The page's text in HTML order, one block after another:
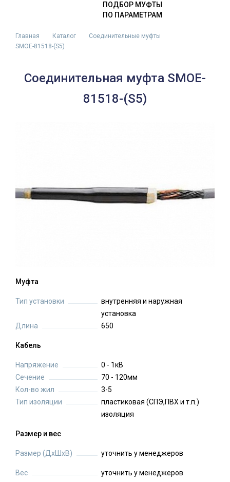
ПОДБОР МУФТЫ
ПО ПАРАМЕТРАМ
Главная Каталог
Соединительные муфты
SMOE-81518-(S5)
Соединительная муфта SMOE-
81518-(S5)
Муфта
Тип установки
внутренняя и наружная
установка
Длина
650
Кабель
Напряжение
0 - 1кВ
Сечение
70 - 120мм
Кол-во жил
3-5
Тип изоляции
пластиковая (СПЭ,ПВХ и т.п.)
изоляция
Размер и вес
Размер (ДхШхВ) уточнить у менеджеров
Вес уточнить у менеджеров